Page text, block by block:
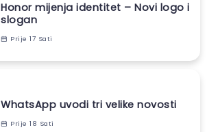
Honor mijenja identitet – Novi logo i
slogan
Prije 17 Sati
WhatsApp uvodi tri velike novosti
Prije 18 Sati